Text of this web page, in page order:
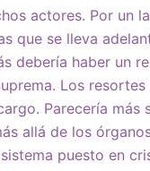
actores. Por un
que se lleva
debería haber un
Los
Parecería más
allá de los
puesto en